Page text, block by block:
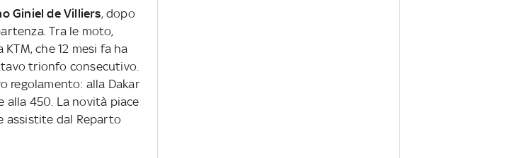
Giniel de Villiers, dopo
Tra le moto,
che 12 mesi fa ha
trionfo consecutivo.
regolamento: alla Dakar
450. La novità piace
assistite dal Reparto